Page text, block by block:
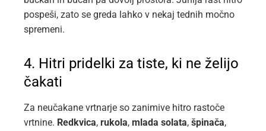
pospeši, zato se greda lahko v nekaj tednih močno
spremeni.
4. Hitri pridelki za tiste, ki ne želijo
čakati
Za neučakane vrtnarje so zanimive hitro rastoče
vrtnine. Redkvica, rukola, mlada solata, špinača,